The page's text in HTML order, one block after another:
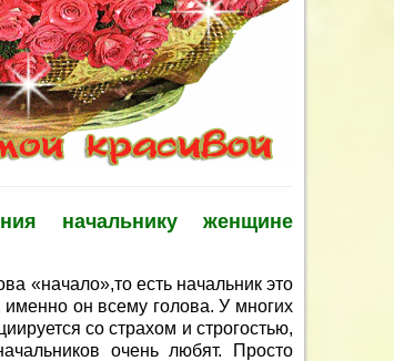
начальнику женщине
«начало»,то есть начальник это
именно он всему голова. У многих
со страхом и строгостью,
очень любят. Просто